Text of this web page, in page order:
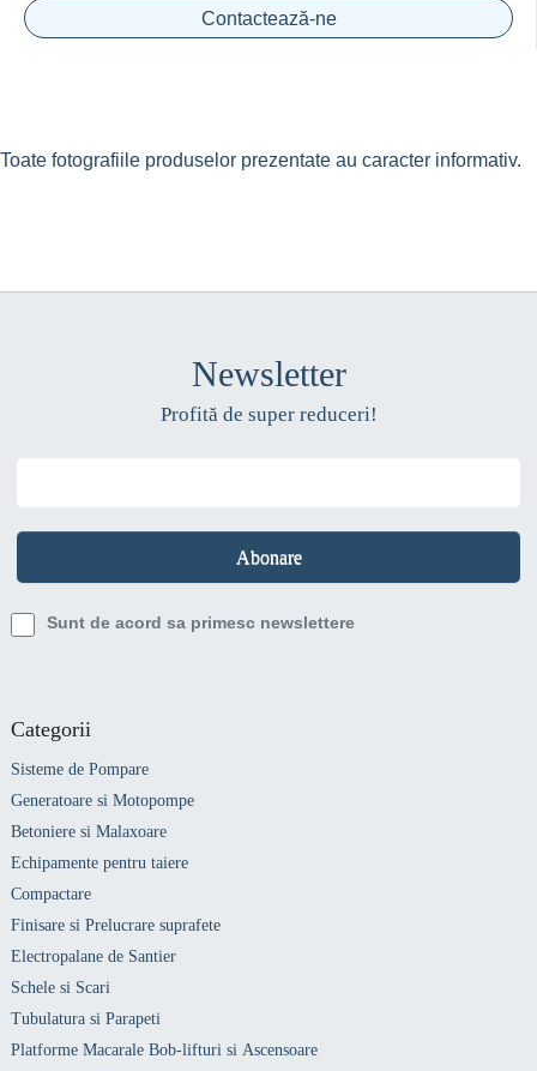
Contactează-ne
Toate fotografiile produselor prezentate au caracter informativ.
Newsletter
Profită de super reduceri!
Sunt de acord sa primesc newslettere
Categorii
Sisteme de Pompare
Generatoare si Motopompe
Betoniere si Malaxoare
Echipamente pentru taiere
Compactare
Finisare si Prelucrare suprafete
Electropalane de Santier
Schele si Scari
Tubulatura si Parapeti
Platforme Macarale Bob-lifturi si Ascensoare